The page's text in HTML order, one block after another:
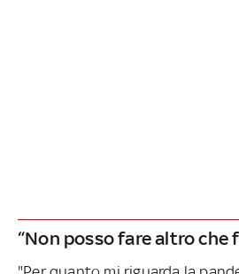
“Non posso fare altro che